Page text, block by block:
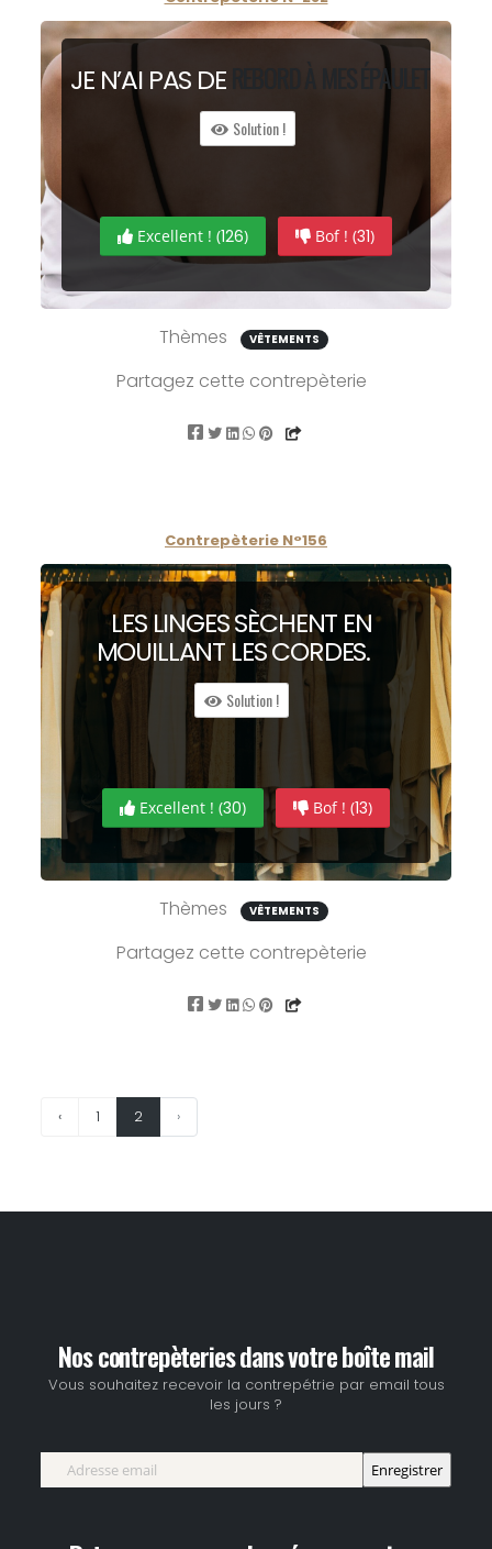
JE N’AI PAS DE ES ÉPAULETTES.
Solution !
Excellent ! (126) Bof ! (31)
Thèmes VÊTEMENTS
Partagez cette contrepèterie
Contrepèterie N°156
LES LINGESSÈCHENT EN
MOUILLANT LES CORDES.
Solution !
Excellent ! (30) Bof ! (13)
Thèmes VÊTEMENTS
Partagez cette contrepèterie
‹ 1 2 ›
Nos contrepèteries dans votre boîte mail
Vous souhaitez recevoir la contrepétrie par email tous
les jours ?